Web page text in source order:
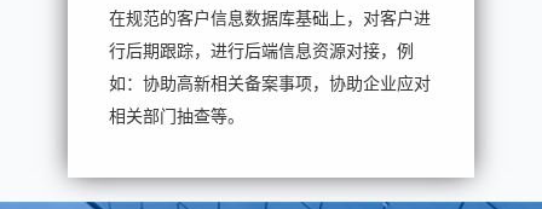
在规范的客户信息数据库基础上，对客户进
行后期跟踪，进行后端信息资源对接，例
如：协助高新相关备案事项，协助企业应对
相关部门抽查等。